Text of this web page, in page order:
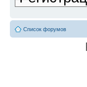
Список форумов